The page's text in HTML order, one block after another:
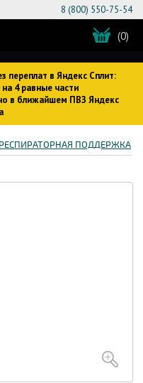
переплат в Яндекс Сплит:
4 равные части
в ближайшем ПВЗ Яндекс
8 (800) 550-75-54
(0)
РЕСПИРАТОРНАЯ ПОДДЕРЖКА